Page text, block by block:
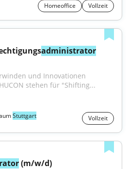
Homeoffice
Vollzeit
administrator
und Innovationen
stehen für "Shifting...
Stuttgart Vollzeit
(m/w/d)